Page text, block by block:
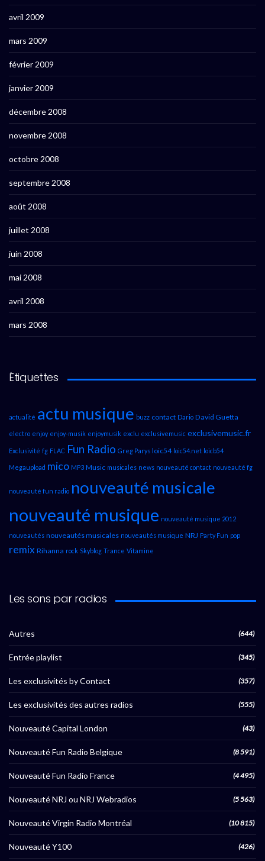
avril 2009
mars 2009
février 2009
janvier 2009
décembre 2008
novembre 2008
octobre 2008
septembre 2008
août 2008
juillet 2008
juin 2008
mai 2008
avril 2008
mars 2008
Étiquettes
actualité actu musique buzz contact Dario David Guetta
electro enjoy enjoy-musik enjoymusik exclu exclusivemusic exclusivemusic.fr
Exclusivité fg FLAC Fun Radio Greg Parys loic54 loic54.net loicb54
Megaupload mico MP3 Music musicales news nouveauté contact nouveauté fg
nouveauté fun radio nouveauté musicale
nouveauté musique nouveauté musique 2012
nouveautés nouveautés musicales nouveautés musique NRJ Party Fun pop
remix Rihanna rock Skyblog Trance Vitamine
Les sons par radios
Autres (644)
Entrée playlist (345)
Les exclusivités by Contact (357)
Les exclusivités des autres radios (555)
Nouveauté Capital London (43)
Nouveauté Fun Radio Belgique (8 591)
Nouveauté Fun Radio France (4 495)
Nouveauté NRJ ou NRJ Webradios (5 563)
Nouveauté Virgin Radio Montréal (10 815)
Nouveauté Y100 (426)